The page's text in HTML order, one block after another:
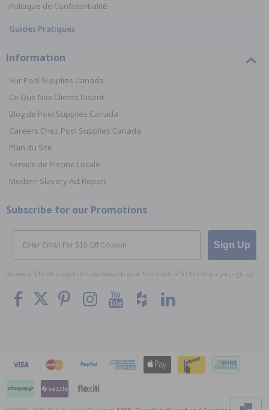
Politique de Confidentialité
Guides Pratiques
Information
Sur Pool Supplies Canada
Ce Que Nos Clients Disent
Blog de Pool Supplies Canada
Careers Chez Pool Supplies Canada
Plan du Site
Service de Piscine Locale
Modern Slavery Act Report
Subscribe for our Promotions
Email
Sign Up
Receive a $10 off coupon for use towards your first order of $149+ when you sign up.